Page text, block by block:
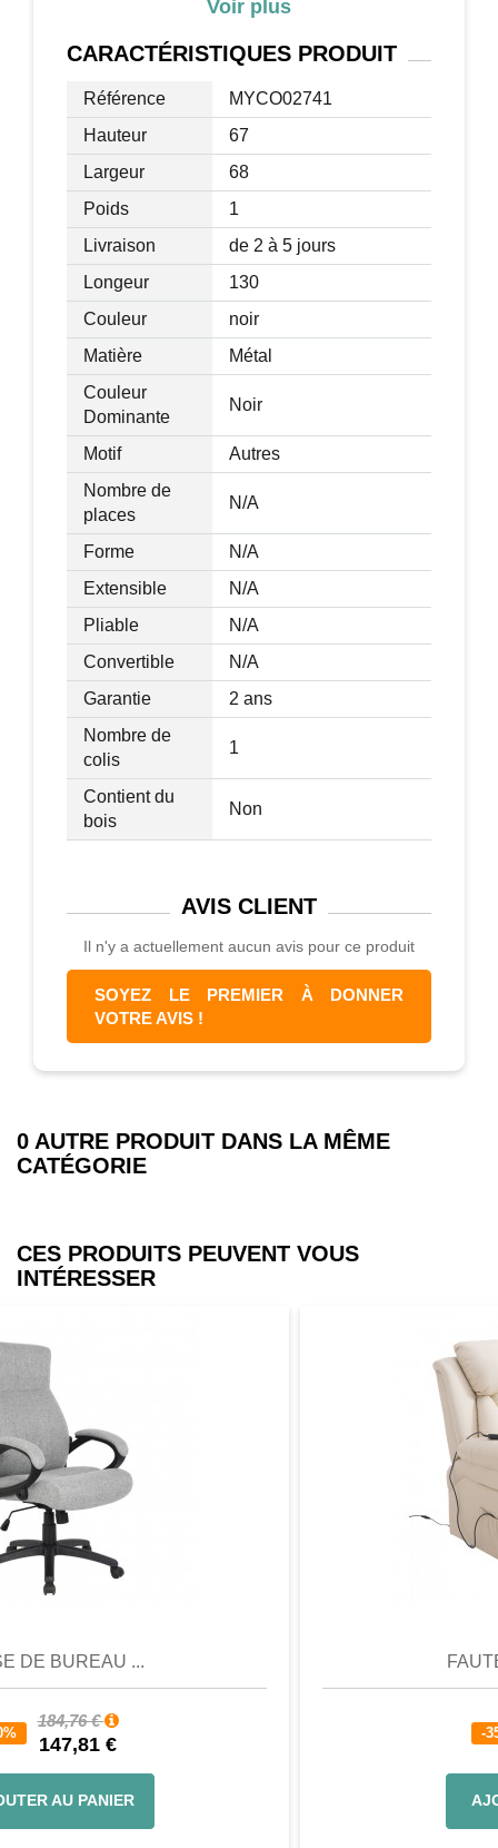
dimensions de la selle : 30 x 22 x 4 cm
Dimensions des pédales : 26 x 12 cm
Distance du mouvement de la glissière :
de 0 à 61 cm
Charge maximale : 100 kilos
Voir plus
CARACTÉRISTIQUES PRODUIT
Référence
MYCO02741
Hauteur
67
Largeur
68
Poids
1
Livraison
de 2 à 5 jours
Longeur
130
Couleur
noir
Matière
Métal
Couleur
Dominante
Noir
Motif
Autres
Nombre de
places
N/A
Forme
N/A
Extensible
N/A
Pliable
N/A
Convertible
N/A
Garantie
2 ans
Nombre de
colis
1
Contient du
bois
Non
AVIS CLIENT
Il n'y a actuellement aucun avis pour ce produit
SOYEZ LE PREMIER À DONNER
VOTRE AVIS !
0 AUTRE PRODUIT DANS LA MÊME
CATÉGORIE
CES PRODUITS PEUVENT VOUS
INTÉRESSER